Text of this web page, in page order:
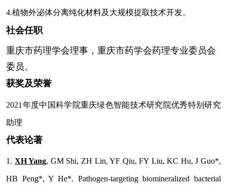
4.植物外泌体分离纯化材料及大规模提取技术开发。
社会任职
重庆市药理学会理事，重庆市药学会药理专业委员会
委员。
获奖及荣誉
2021 年度中国科学院重庆绿色智能技术研究院优秀特别研究
助理
代表论著
1. XH Yang, GM Shi, ZH Lin, YF Qiu, FY Liu, KC Hu, J Guo*,
HB Peng*, Y He*. Pathogen-targeting biomineralized bacterial